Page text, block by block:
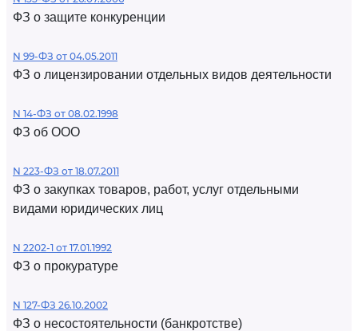
ФЗ о защите конкуренции
N 99-ФЗ от 04.05.2011
ФЗ о лицензировании отдельных видов деятельности
N 14-ФЗ от 08.02.1998
ФЗ об ООО
N 223-ФЗ от 18.07.2011
ФЗ о закупках товаров, работ, услуг отдельными
видами юридических лиц
N 2202-1 от 17.01.1992
ФЗ о прокуратуре
N 127-ФЗ 26.10.2002
ФЗ о несостоятельности (банкротстве)